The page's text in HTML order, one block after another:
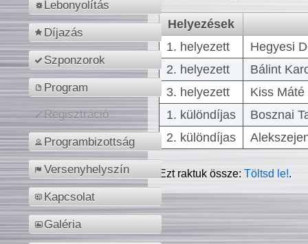
Lebonyolítás
Díjazás
Szponzorok
Program
Regisztráció
Programbizottság
Versenyhelyszín
Kapcsolat
Galéria
Helyezések
1. helyezett
Hegyesi
2. helyezett
Bálint
3. helyezett
Kiss
1. különdíjas
Bosznai
2. különdíjas
Ezt raktuk össze:Töltsd le!.